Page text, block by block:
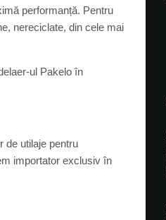
performanță. Pentru
nereciclate, din cele mai
ul Pakelo în
de utilaje pentru
importator exclusiv în